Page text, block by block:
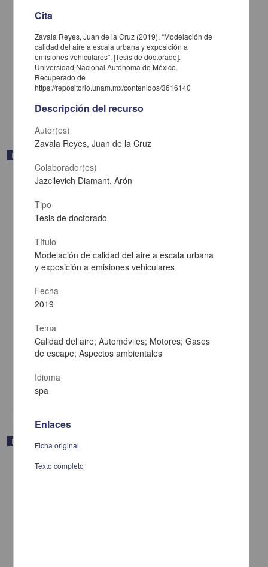
Modelo variacional para la remediación de sistemas acuáticos
contaminados
Reyes Romero, Arturo
Físico Matemáticas y Ciencias de la Tierra
Trabajo de grado
Un modelo de emisiones de alta resolución temporal y espacial
usando un simulador de automóviles
García Fragoso, Alejandro
Físico Matemáticas y Ciencias de la Tierra
Trabajo de grado
Cita
Zavala Reyes, Juan de la Cruz (2019). “Modelación de
calidad del aire a escala urbana y exposición a
emisiones vehiculares”. [Tesis de doctorado].
Universidad Nacional Autónoma de México.
Recuperado de
https://repositorio.unam.mx/contenidos/3616140
Descripción del recurso
Autor(es)
Zavala Reyes, Juan de la Cruz
Colaborador(es)
Jazcilevich Diamant, Arón
Tipo
Tesis de doctorado
Título
Modelación de calidad del aire a escala urbana
y exposición a emisiones vehiculares
Fecha
2019
Tema
Calidad del aire; Automóviles; Motores; Gases
de escape; Aspectos ambientales
Idioma
spa
Enlaces
Ficha original
Texto completo